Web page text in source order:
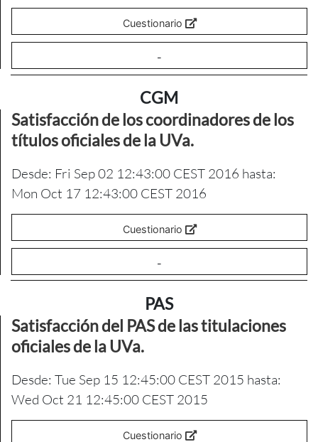
Cuestionario
-
CGM
Satisfacción de los coordinadores de los
títulos oficiales de la UVa.
Desde: Fri Sep 02 12:43:00 CEST 2016 hasta:
Mon Oct 17 12:43:00 CEST 2016
Cuestionario
-
PAS
Satisfacción del PAS de las titulaciones
oficiales de la UVa.
Desde: Tue Sep 15 12:45:00 CEST 2015 hasta:
Wed Oct 21 12:45:00 CEST 2015
Cuestionario